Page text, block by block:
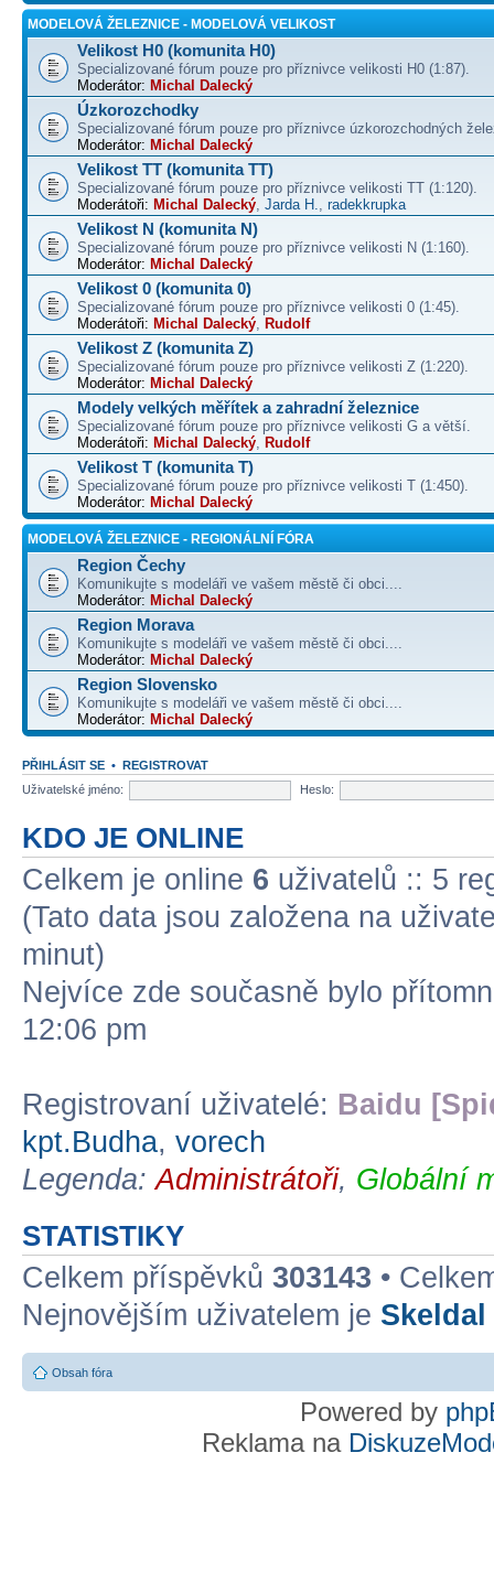
MODELOVÁ ŽELEZNICE - MODELOVÁ VELIKOST
Velikost H0 (komunita H0)
Specializované fórum pouze pro příznivce velikosti H0 (1:87).
Moderátor: Michal Dalecký
Úzkorozchodky
Specializované fórum pouze pro příznivce úzkorozchodných
Moderátor: Michal Dalecký
Velikost TT (komunita TT)
Specializované fórum pouze pro příznivce velikosti TT (1:120).
Moderátoři: Michal Dalecký, Jarda H., radekkrupka
Velikost N (komunita N)
Specializované fórum pouze pro příznivce velikosti N (1:160).
Moderátor: Michal Dalecký
Velikost 0 (komunita 0)
Specializované fórum pouze pro příznivce velikosti 0 (1:45).
Moderátoři: Michal Dalecký, Rudolf
Velikost Z (komunita Z)
Specializované fórum pouze pro příznivce velikosti Z (1:220).
Moderátor: Michal Dalecký
Modely velkých měřítek a zahradní železnice
Specializované fórum pouze pro příznivce velikosti G a větší.
Moderátoři: Michal Dalecký, Rudolf
Velikost T (komunita T)
Specializované fórum pouze pro příznivce velikosti T (1:450).
Moderátor: Michal Dalecký
MODELOVÁ ŽELEZNICE - REGIONÁLNÍ FÓRA
Region Čechy
Komunikujte s modeláři ve vašem městě či obci....
Moderátor: Michal Dalecký
Region Morava
Komunikujte s modeláři ve vašem městě či obci....
Moderátor: Michal Dalecký
Region Slovensko
Komunikujte s modeláři ve vašem městě či obci....
Moderátor: Michal Dalecký
PŘIHLÁSIT SE • REGISTROVAT
Uživatelské jméno:
Heslo:
KDO JE ONLINE
Celkem je online 6 uživatelů :: 5
(Tato data jsou založena na
minut)
Nejvíce zde současně bylo
12:06 pm
Registrovaní uživatelé: Baidu
kpt.Budha, vorech
Legenda:Administrátoři, Globální
STATISTIKY
Celkem příspěvků 303143 •
Nejnovějším uživatelem je Skeldal
Obsah fóra
Powered by
Reklama na